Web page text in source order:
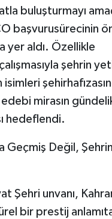
buluşturmayı
başvurusürecinin
yer aldı. Özellikle
şehrin
mirasın
hedeflendi.
Geçmiş Değil,
Şehri unvanı,
bir prestij